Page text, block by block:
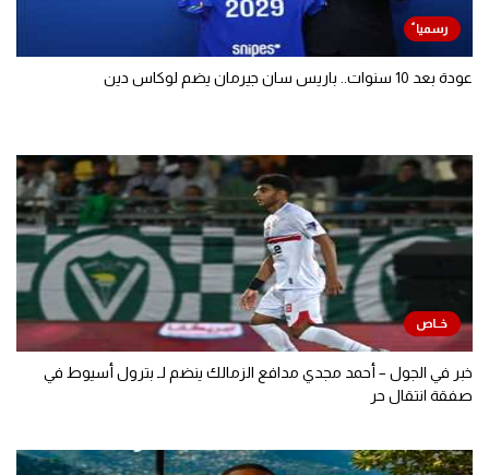
عودة بعد 10 سنوات.. باريس سان جيرمان يضم لوكاس دين
خبر في الجول – أحمد مجدي مدافع الزمالك ينضم لـ بترول أسيوط في
صفقة انتقال حر